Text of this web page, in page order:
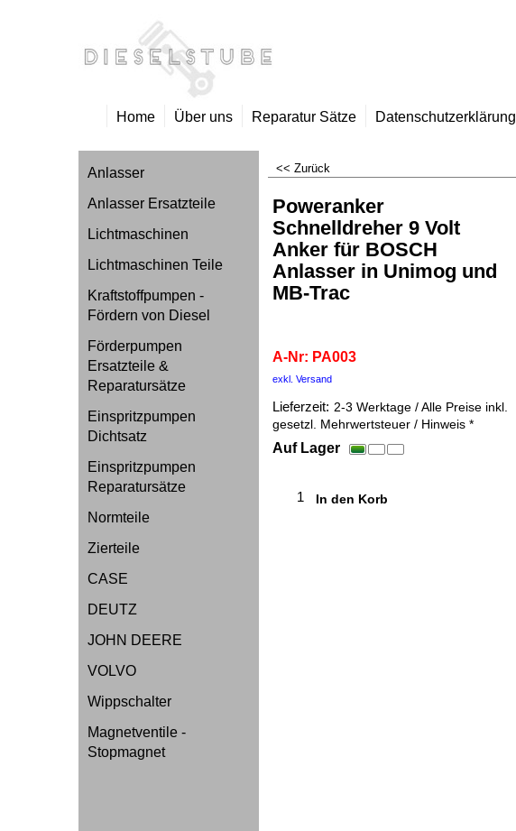
Home Über uns Reparatur Sätze Datenschutzerklärung
Anlasser
Anlasser Ersatzteile
Lichtmaschinen
Lichtmaschinen Teile
Kraftstoffpumpen -
Fördern von Diesel
Förderpumpen
Ersatzteile &
Reparatursätze
Einspritzpumpen
Dichtsatz
Einspritzpumpen
Reparatursätze
Normteile
Zierteile
CASE
DEUTZ
JOHN DEERE
VOLVO
Wippschalter
Magnetventile -
Stopmagnet
<< Zurück
Poweranker
Schnelldreher 9 Volt
Anker für BOSCH
Anlasser in Unimog und
MB-Trac
A-Nr: PA003
€80.00
exkl. Versand
5.50kg
Lieferzeit:
gesetzl. Mehrwertsteuer / Hinweis *